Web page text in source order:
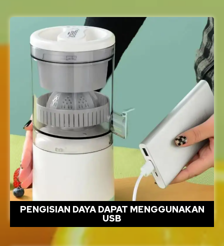
PENGISIAN DAYA DAPAT MENGGUNAKAN
USB